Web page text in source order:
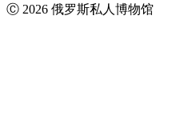
Ⓒ 2026 俄罗斯私人博物馆